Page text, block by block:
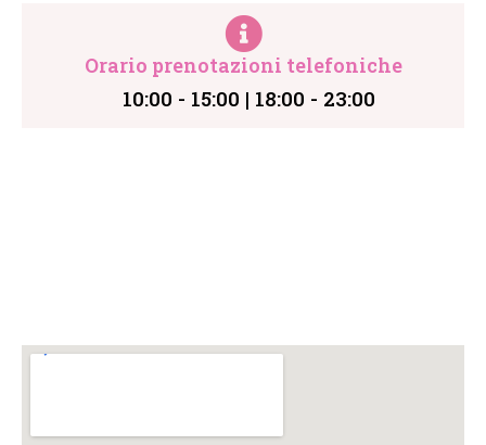
Orario prenotazioni telefoniche
10:00 - 15:00 | 18:00 - 23:00